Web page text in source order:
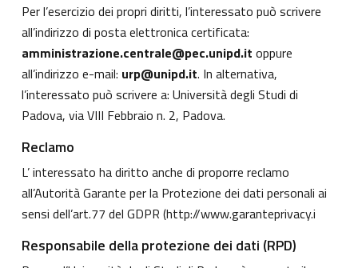
Per l’esercizio dei propri diritti, l’interessato può scrivere
all’indirizzo di posta elettronica certificata:
amministrazione.centrale@pec.unipd.it oppure
all’indirizzo e-mail: urp@unipd.it. In alternativa,
l’interessato può scrivere a: Università degli Studi di
Padova, via VIII Febbraio n. 2, Padova.
Reclamo
L’ interessato ha diritto anche di proporre reclamo
all’Autorità Garante per la Protezione dei dati personali ai
sensi dell’art.77 del GDPR (http://www.garanteprivacy.i
Responsabile della protezione dei dati (RPD)